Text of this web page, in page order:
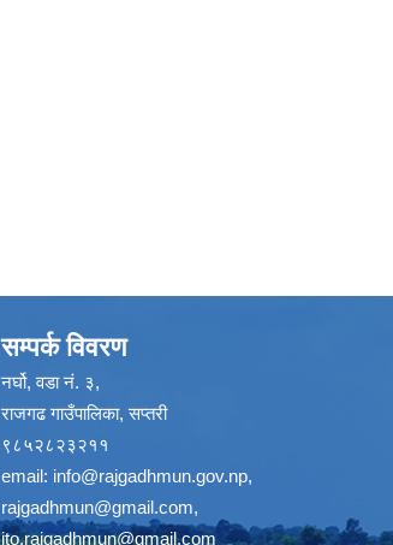
सम्पर्क विवरण
नर्घो, वडा नं. ३,
राजगढ गाउँपालिका, सप्तरी
९८५२८२३२११
email: info@rajgadhmun.gov.np,
rajgadhmun@gmail.com,
ito.rajgadhmun@gmail.com